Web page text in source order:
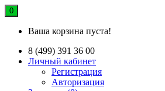
0
Ваша корзина пуста!
8 (499) 391 36 00
Личный кабинет
Регистрация
Авторизация